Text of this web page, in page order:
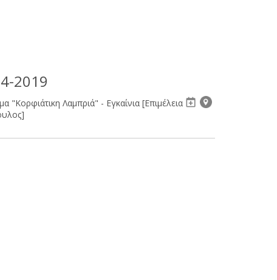
2019
Λαμπριά" - Εγκαίνια [Επιμέλεια